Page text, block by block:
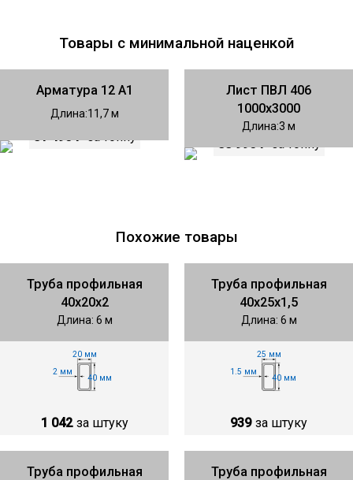
Товары с минимальной наценкой
Арматура 12 А1
Длина 11,7
Лист ПВЛ 406
1000х3000
Длина 3
Похожие товары
Труба профильная
40х20х2
Длина: 6 м
2 мм
40 мм
20 мм
1 042 за штуку
Труба профильная
40х25х1,5
Длина: 6 м
1.5 мм
40 мм
25 мм
939 за штуку
Труба профильная
Труба профильная